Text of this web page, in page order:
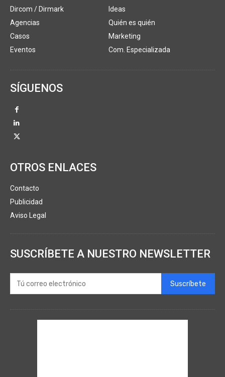
Dircom / Dirmark
Agencias
Casos
Eventos
Ideas
Quién es quién
Marketing
Com. Especializada
SÍGUENOS
OTROS ENLACES
Contacto
Publicidad
Aviso Legal
SUSCRÍBETE A NUESTRO NEWSLETTER
Suscríbete